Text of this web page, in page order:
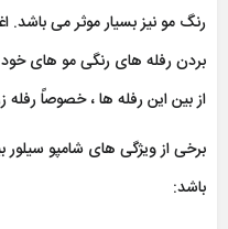
رنگ مو نیز بسیار موثر می باشد.
بردن رفله های رنگی مو های
از بین این رفله ها ، خصوصاً رفله
برخی از ویژگی های شامپو
باشد: